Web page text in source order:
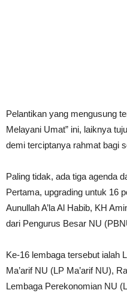
Pelantikan yang mengusung
Melayani Umat” ini, laiknya
demi terciptanya rahmat bagi
Paling tidak, ada tiga agenda
Pertama, upgrading untuk 16
Aunullah A’la Al Habib, KH
dari Pengurus Besar NU
Ke-16 lembaga tersebut ialah
Ma’arif NU (LP Ma’arif NU),
Lembaga Perekonomian NU